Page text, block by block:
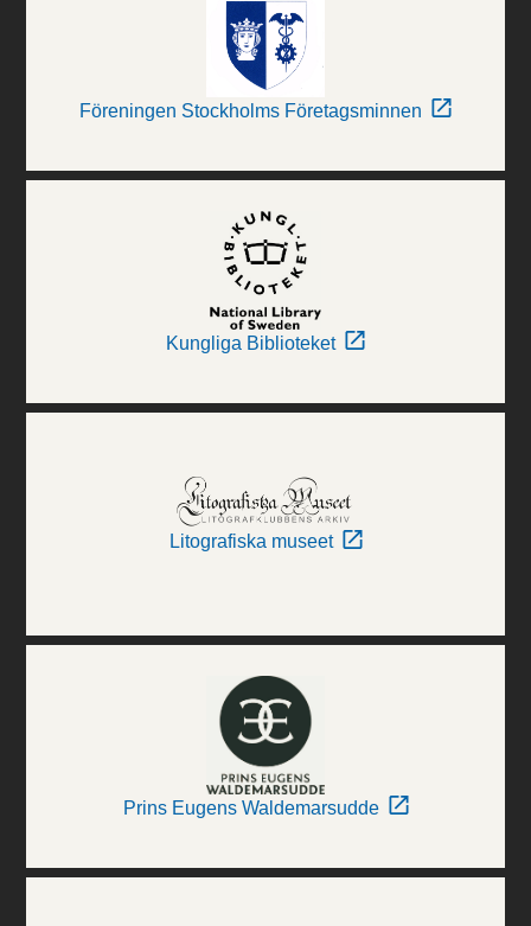
Föreningen Stockholms Företagsminnen
Kungliga Biblioteket
Litografiska museet
Prins Eugens Waldemarsudde